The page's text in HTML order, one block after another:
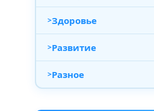
Здоровье
Развитие
Разное